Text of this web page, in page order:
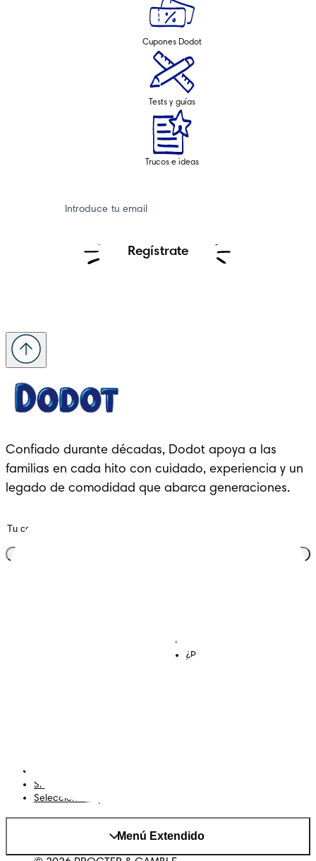
Cupones Dodot
Tests y guías
Trucos e ideas
Introduce tu email
Regístrate
Confiado durante décadas, Dodot apoya a las
familias en cada hito con cuidado, experiencia y un
legado de comodidad que abarca generaciones.
¿Por qué Dodot?
Sitio web de P&G
Selecciona tu país
Menú Extendido